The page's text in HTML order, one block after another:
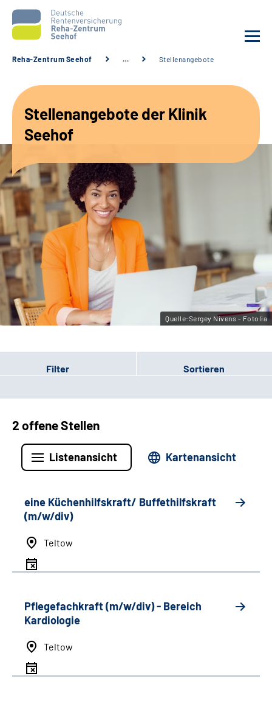
Unsere Angebote
Karriere
Sozialdienste & Zuweisende
Suche
Leichte Sprache
Gebärdensprache
Reha-Zentrum Seehof … Stellenangebote
Stellenangebote der Klinik
Seehof
Quelle:Sergey Nivens - Fotolia
Filter Sortieren
2 offene Stellen
Listenansicht Kartenansicht
eine Küchenhilfskraft/ Buffethilfskraft
(m/w/div)
Teltow
Pflegefachkraft (m/w/div) - Bereich
Kardiologie
Teltow